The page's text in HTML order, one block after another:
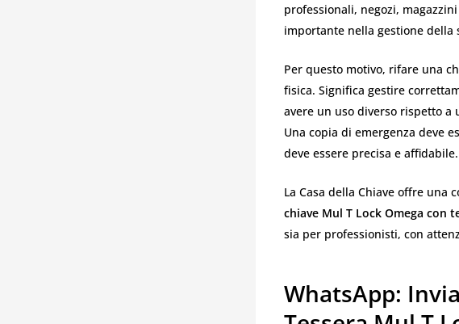
professionali, negozi,
importante nella gestione della
Per questo motivo, rifare una
fisica. Significa gestire
avere un uso diverso rispetto a
Una copia di emergenza deve
deve essere precisa e affidabile.
La Casa della Chiave offre una
chiave Mul T Lock Omega con
sia per professionisti, con
WhatsApp: